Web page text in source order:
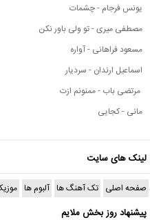
یونس فرجام - چشمات
مصطفی میری - تو ولی باور نکن
مسعود فراهانی - آواره
اسماعیل ارندان - سردیار
مرتضی باب - ممنونم ازت
مانی - کجایی
لینک های سایت
صفحه اصلی تک آهنگ ها آلبوم ها
پیشنهاد روز بخش ملایم